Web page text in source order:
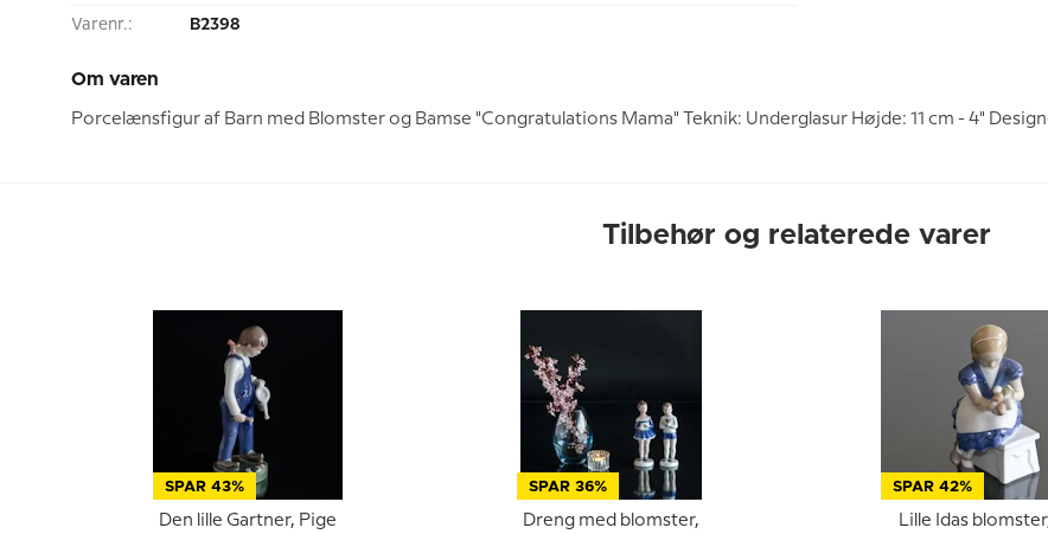
Varenr.: B2398
Om varen
Porcelænsfigur af Barn med Blomster og Bamse "Congratulations Mama" Teknik: Underglasur Højde: 11 cm - 4"
Tilbehør og relaterede varer
SPAR 43%
Den lille Gartner, Pige
SPAR 36%
Dreng med blomster,
SPAR 42%
Lille Idas